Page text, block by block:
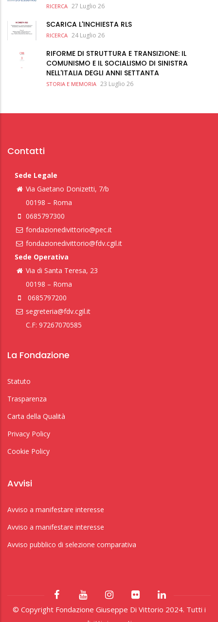
RICERCA 27 Luglio 26
SCARICA L'INCHIESTA RLS
RICERCA 24 Luglio 26
RIFORME DI STRUTTURA E TRANSIZIONE: IL
COMUNISMO E IL SOCIALISMO DI SINISTRA
NELL'ITALIA DEGLI ANNI SETTANTA
STORIA E MEMORIA 23 Luglio 26
Contatti
Sede Legale
Via Gaetano Donizetti, 7/b
00198 – Roma
0685797300
fondazionedivittorio@pec.it
fondazionedivittorio@fdv.cgil.it
Sede Operativa
Via di Santa Teresa, 23
00198 – Roma
0685797200
segreteria@fdv.cgil.it
C.F: 97267070585
La Fondazione
Statuto
Trasparenza
Carta della Qualità
Privacy Policy
Cookie Policy
Avvisi
Avviso a manifestare interesse
Avviso a manifestare interesse
Avviso pubblico di selezione comparativa
© Copyright Fondazione Giuseppe Di Vittorio 2024. Tutti i